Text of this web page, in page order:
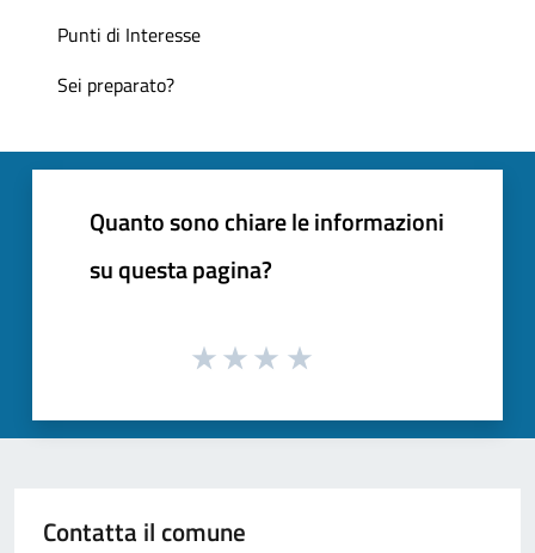
Punti di Interesse
Sei preparato?
Quanto sono chiare le informazioni
su questa pagina?
Contatta il comune